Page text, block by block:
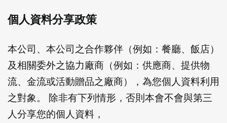
個人資料分享政策
本公司、本公司之合作夥伴（例如：餐廳、飯店）
及相關委外之協力廠商（例如：供應商、提供物
流、金流或活動贈品之廠商），為您個人資料利用
之對象。 除非有下列情形，否則本會不會與第三
人分享您的個人資料，
先不要 確認